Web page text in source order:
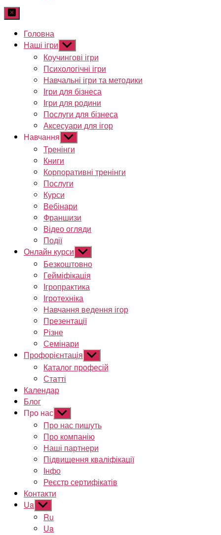
Головна
Наші ігри Показати
підменю
Коучингові ігри
Психологічні ігри
Навчальні ігри та методики
Ігри для бізнеса
Ігри для родини
Послуги для бізнеса
Аксесуари для ігор
Навчання Показати
підменю
Тренінги
Книги
Корпоративні тренінги
Послуги
Курси
Вебінари
Франшизи
Відео огляди
Події
Онлайн курси Показати
підменю
Безкоштовно
Гейміфікація
Ігропрактика
Ігротехніка
Навчання ведення ігор
Презентації
Різне
Семінари
Профорієнтація Показати
підменю
Каталог професій
Статті
Календар
Блог
Про нас Показати
підменю
Про нас пишуть
Про компанію
Наші партнери
Підвищення кваліфікації
Інфо
Реєстр сертифікатів
Контакти
Ua Показати
підменю
Ru
Ua